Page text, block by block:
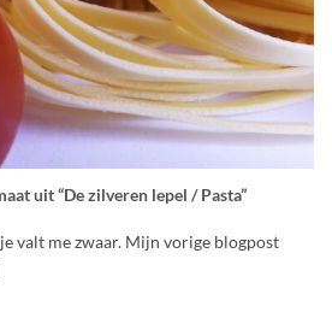
uit “De zilveren lepel / Pasta”
valt me zwaar. Mijn vorige blogpost